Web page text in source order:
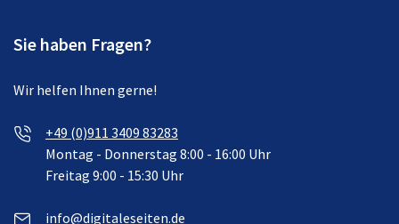
Sie haben Fragen?
Wir helfen Ihnen gerne!
+49 (0)911 3409 83283
Montag - Donnerstag 8:00 - 16:00 Uhr
Freitag 9:00 - 15:30 Uhr
info@digitaleseiten.de